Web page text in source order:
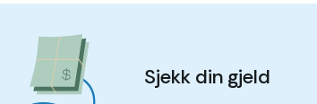
Sjekk din gjeld